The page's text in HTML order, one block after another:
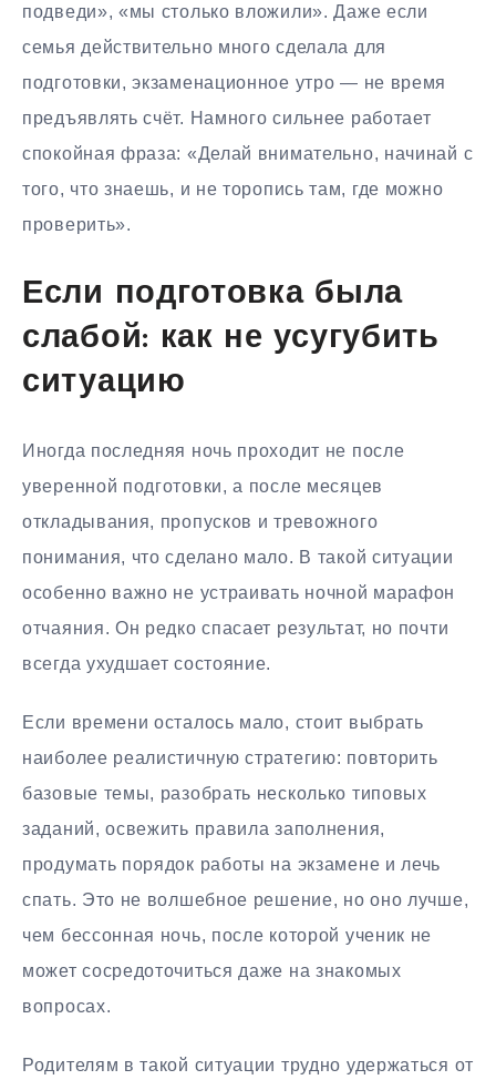
подведи», «мы столько вложили». Даже если
семья действительно много сделала для
подготовки, экзаменационное утро — не время
предъявлять счёт. Намного сильнее работает
спокойная фраза: «Делай внимательно, начинай с
того, что знаешь, и не торопись там, где можно
проверить».
Если подготовка была
слабой: как не усугубить
ситуацию
Иногда последняя ночь проходит не после
уверенной подготовки, а после месяцев
откладывания, пропусков и тревожного
понимания, что сделано мало. В такой ситуации
особенно важно не устраивать ночной марафон
отчаяния. Он редко спасает результат, но почти
всегда ухудшает состояние.
Если времени осталось мало, стоит выбрать
наиболее реалистичную стратегию: повторить
базовые темы, разобрать несколько типовых
заданий, освежить правила заполнения,
продумать порядок работы на экзамене и лечь
спать. Это не волшебное решение, но оно лучше,
чем бессонная ночь, после которой ученик не
может сосредоточиться даже на знакомых
вопросах.
Родителям в такой ситуации трудно удержаться от